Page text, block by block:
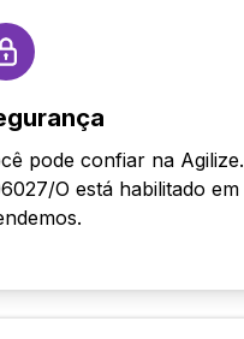
pode confiar na
O está habilitado